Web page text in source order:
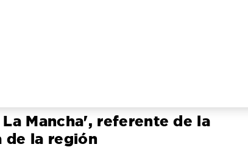
Mancha', referente de la
de la región